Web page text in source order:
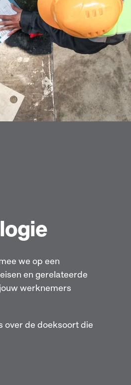
we op een
en gerelateerde
werknemers
over de doeksoort die